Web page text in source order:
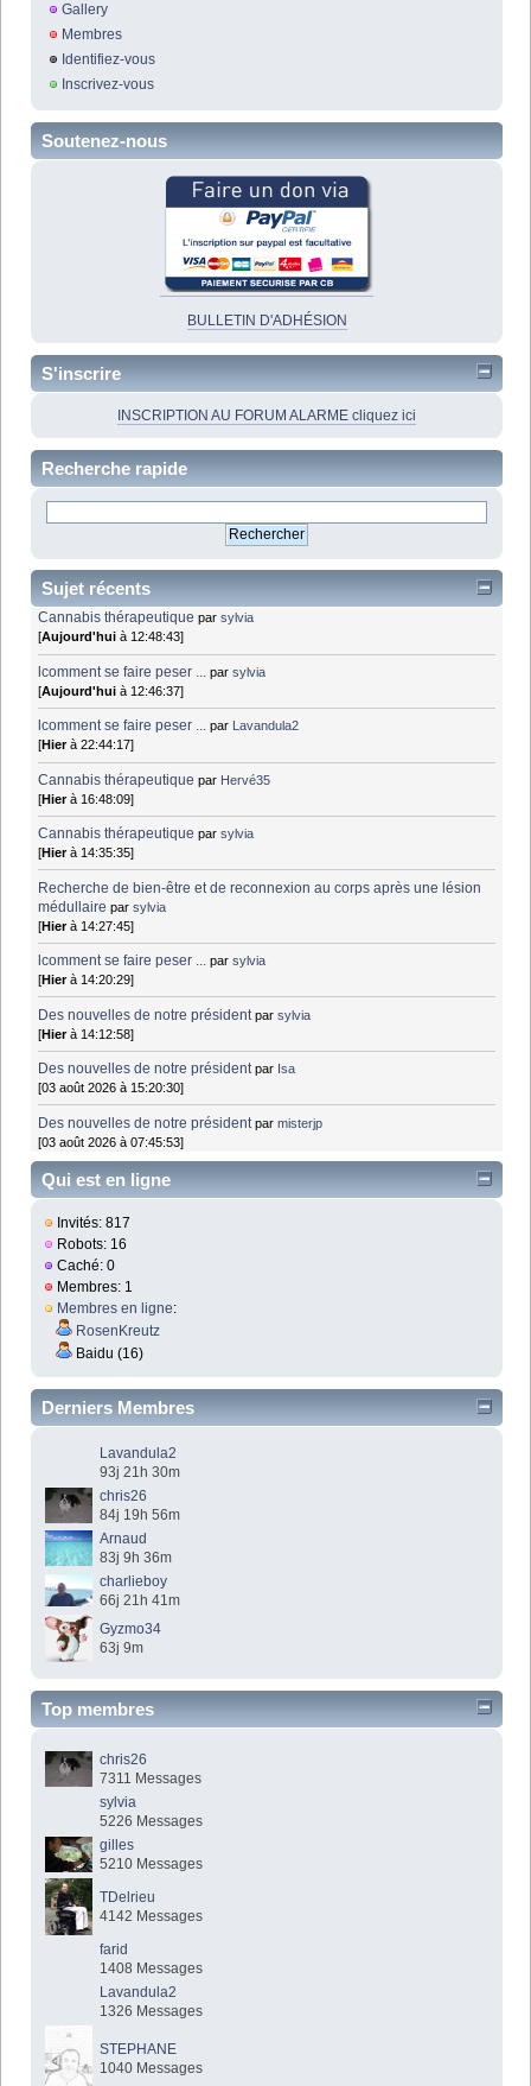
Gallery
Membres
Identifiez-vous
Inscrivez-vous
Soutenez-nous
BULLETIN D'ADHÉSION
S'inscrire
INSCRIPTION AU FORUM ALARME cliquez ici
Recherche rapide
Sujet récents
Cannabis thérapeutique parsylvia
[Aujourd'hui à 12:48:43]
lcomment se faire peser ... parsylvia
[Aujourd'hui à 12:46:37]
lcomment se faire peser ... par
Lavandula2
[Hierà 22:44:17]
Cannabis thérapeutique par Hervé35
[Hierà 16:48:09]
Cannabis thérapeutique parsylvia
[Hierà 14:35:35]
Recherche de bien-être et de reconnexion au corps après une lésion
médullaire parsylvia
[Hierà 14:27:45]
lcomment se faire peser ... parsylvia
[Hierà 14:20:29]
Des nouvelles de notre président parsylvia
[Hierà 14:12:58]
Des nouvelles de notre président par Isa
[03 août 2026 à 15:20:30]
Des nouvelles de notre président parmisterjp
[03 août 2026 à 07:45:53]
Qui est en ligne
Invités: 817
Robots: 16
Caché: 0
Membres: 1
Membres en ligne:
RosenKreutz
Baidu (16)
Derniers Membres
Lavandula2
93j 21h 30m
chris26
84j 19h 56m
Arnaud
83j 9h 36m
charlieboy
66j 21h 41m
Gyzmo34
63j 9m
Top membres
chris26
7311 Messages
sylvia
5226 Messages
gilles
5210 Messages
TDelrieu
4142 Messages
farid
1408 Messages
Lavandula2
1326 Messages
STEPHANE
1040 Messages